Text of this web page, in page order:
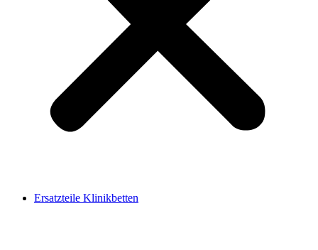
Ersatzteile Klinikbetten